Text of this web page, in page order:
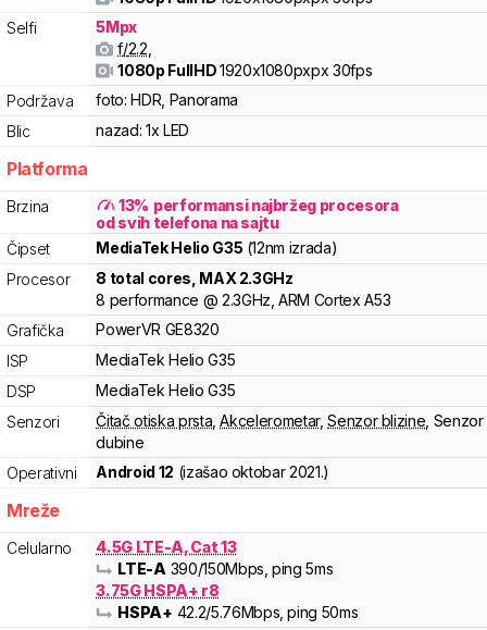
Selfi
5Mpx
f/2.2
1080p FullHD1920x1080pxpx30fps
Podržava
foto: HDR, Panorama
Blic
nazad: 1x LED
Platforma
Brzina 13% performansi najbržeg procesora
od svih telefona na sajtu
Čipset
MediaTekHelio G35 (12nm izrada)
Procesor
8 total cores , MAX 2.3GHz
8 performance @ 2.3GHz,ARM Cortex A53
Grafička
PowerVR GE8320
ISP
MediaTek Helio G35
DSP
MediaTek Helio G35
Senzori
Čitač otiska prsta ,Akcelerometar,Senzor blizine Senzor
dubine
Operativni
Android 12 (izašao oktobar 2021.)
Mreže
Celularno
4.5G LTE-A, Cat 13
LTE-A 390/150Mbps , ping 5ms
3.75G HSPA+ r8
HSPA+ 42.2/5.76Mbps , ping 50ms